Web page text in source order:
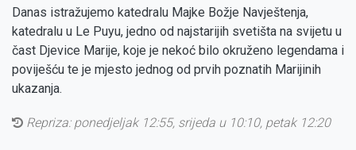
Danas istražujemo katedralu Majke Božje Navještenja,
katedralu u Le Puyu, jedno od najstarijih svetišta na svijetu u
čast Djevice Marije, koje je nekoć bilo okruženo legendama i
poviješću te je mjesto jednog od prvih poznatih Marijinih
ukazanja.
Repriza: ponedjeljak 12:55, srijeda u 10:10, petak 12:20